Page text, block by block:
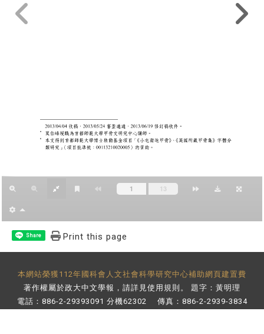
Share Print this page
本網站榮獲112年國科會人文社會科學研究中心補助網頁建置費
著作權屬於政大中文學報，請詳見使用規則 。 題字：黃明理
電話：886-2-29393091 分機62302 傳真：886-2-2939-3834